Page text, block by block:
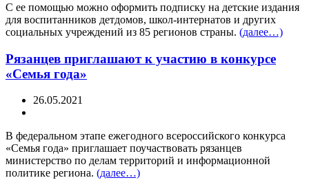
С ее помощью можно оформить подписку на детские издания
для воспитанников детдомов, школ-интернатов и других
социальных учреждений из 85 регионов страны. (далее…)
Рязанцев приглашают к участию в конкурсе
«Семья года»
26.05.2021
В федеральном этапе ежегодного всероссийского конкурса
«Семья года» приглашает поучаствовать рязанцев
министерство по делам территорий и информационной
политике региона. (далее…)